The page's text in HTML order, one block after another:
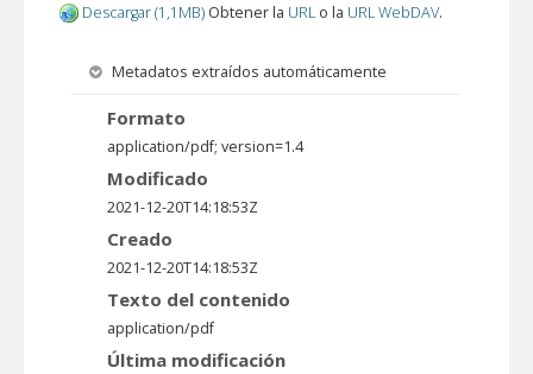
Descargar (1,1MB) Obtener la URL o la URL WebDAV.
Metadatos extraídos automáticamente
Formato
application/pdf; version=1.4
Modificado
2021-12-20T14:18:53Z
Creado
2021-12-20T14:18:53Z
Texto del contenido
application/pdf
Última modificación